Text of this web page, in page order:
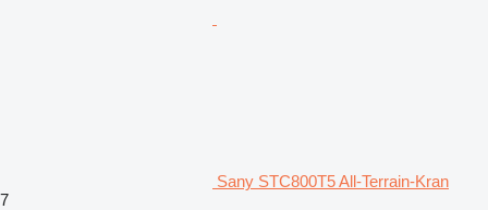
Sany STC800T5 All-Terrain-Kran
7